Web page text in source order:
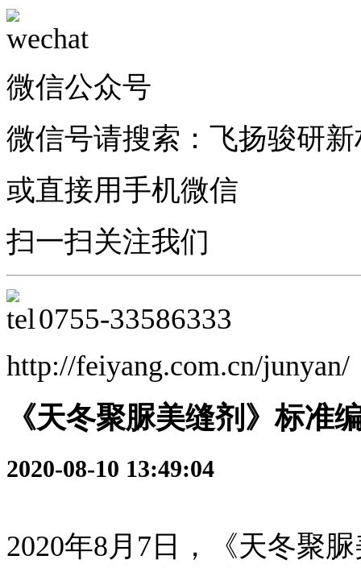
微信公众号
微信号请搜索：飞扬骏研
或直接用手机微信
扫一扫关注我们
0755-33586333
http://feiyang.com.cn/junyan/
《天冬聚脲美缝剂》标准
2020-08-10 13:49:04
2020年8月7日，《天冬聚